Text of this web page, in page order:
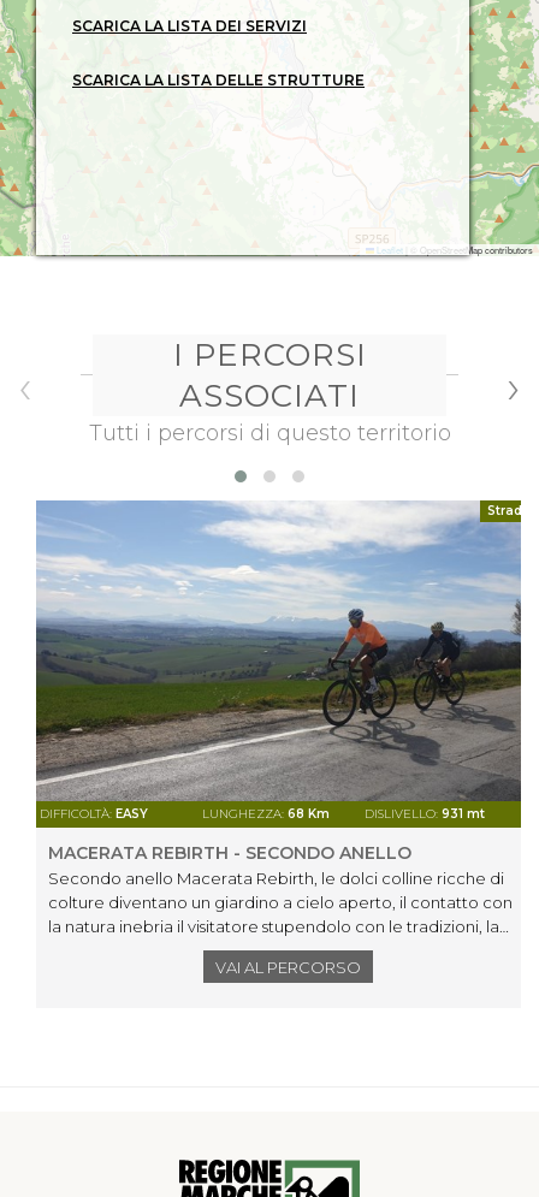
Leaflet © OpenStreetMap contributors
SCARICA LA LISTA DEI SERVIZI
SCARICA LA LISTA DELLE STRUTTURE
I PERCORSI
ASSOCIATI
Tutti i percorsi di questo territorio
Strada
DIFFICOLTÀ: EASY LUNGHEZZA: 68 Km DISLIVELLO: 931 mt
MACERATA REBIRTH - SECONDO ANELLO
Secondo anello Macerata Rebirth, le dolci colline ricche di
colture diventano un giardino a cielo aperto, il contatto con
la natura inebria il visitatore stupendolo con le tradizioni, la
VAI AL PERCORSO
‹ ›